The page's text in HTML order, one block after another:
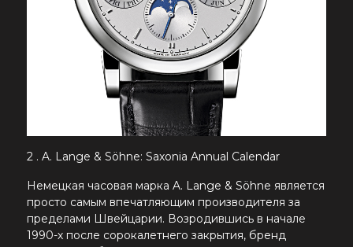
2 . A. Lange & Söhne: Saxonia Annual Calendar
Немецкая часовая марка A. Lange & Söhne является
просто самым впечатляющим производителя за
пределами Швейцарии. Возродившись в начале
1990-х после сорокалетнего закрытия, бренд